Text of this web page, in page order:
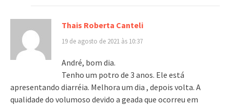
Thais Roberta Canteli
19 de agosto de 2021 às 10:37
André, bom dia.
Tenho um potro de 3 anos. Ele está
apresentando diarréia. Melhora um dia , depois volta. A
qualidade do volumoso devido a geada que ocorreu em